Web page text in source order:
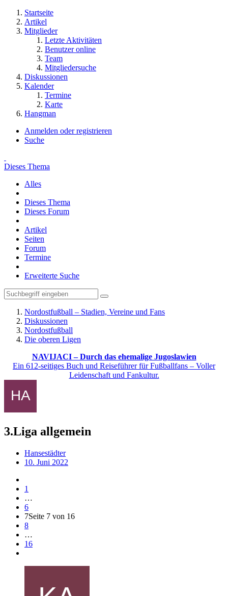
Startseite
Artikel
Mitglieder
Letzte Aktivitäten
Benutzer online
Team
Mitgliedersuche
Diskussionen
Kalender
Termine
Karte
Hangman
Anmelden oder registrieren
Suche
Dieses Thema
Alles
Dieses Thema
Dieses Forum
Artikel
Seiten
Forum
Termine
Erweiterte Suche
Nordostfußball – Stadien, Vereine und Fans
Diskussionen
Nordostfußball
Die oberen Ligen
NAVIJACI – Durch das ehemalige Jugoslawien
Ein 612-seitiges Buch und Reiseführer für Fußballfans – Voller
Leidenschaft und Fankultur.
3.Liga allgemein
Hansestädter
10. Juni 2022
1
…
6
7Seite 7 von 16
8
…
16